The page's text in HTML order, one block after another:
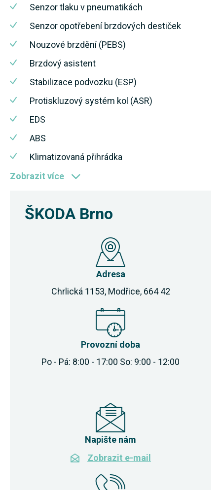
Senzor tlaku v pneumatikách
Senzor opotřebení brzdových destiček
Nouzové brzdění (PEBS)
Brzdový asistent
Stabilizace podvozku (ESP)
Protiskluzový systém kol (ASR)
EDS
ABS
Klimatizovaná přihrádka
Zobrazit více
ŠKODA Brno
Adresa
Chrlická 1153, Modřice, 664 42
Provozní doba
Po - Pá: 8:00 - 17:00 So: 9:00 - 12:00
Napište nám
Zobrazit e-mail